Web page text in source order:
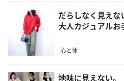
だらしなく見え
大人カジュアルお
心と体
地味に見えない。